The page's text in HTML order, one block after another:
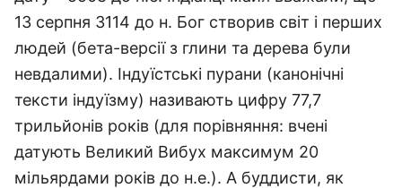
13 серпня 3114 до н. Бог створив світ і перших
людей (бета-версії з глини та дерева були
невдалими). Індуїстські пурани (канонічні
тексти індуїзму) називають цифру 77,7
трильйонів років (для порівняння: вчені
датують Великий Вибух максимум 20
мільярдами років до н.е.). А буддисти, як